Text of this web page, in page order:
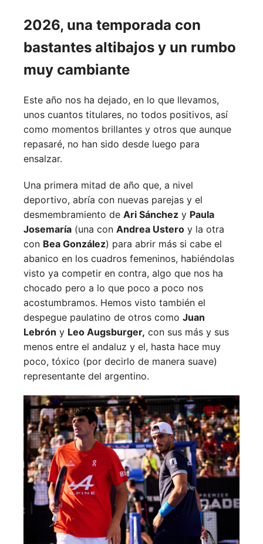
2026, una temporada con
bastantes altibajos y un rumbo
muy cambiante
Este año nos ha dejado, en lo que llevamos,
unos cuantos titulares, no todos positivos, así
como momentos brillantes y otros que aunque
repasaré, no han sido desde luego para
ensalzar.
Una primera mitad de año que, a nivel
deportivo, abría con nuevas parejas y el
desmembramiento de Ari Sánchez y Paula
Josemaría (una con Andrea Ustero y la otra
con Bea González) para abrir más si cabe el
abanico en los cuadros femeninos, habiéndolas
visto ya competir en contra, algo que nos ha
chocado pero a lo que poco a poco nos
acostumbramos. Hemos visto también el
despegue paulatino de otros como Juan
Lebrón y Leo Augsburger, con sus más y sus
menos entre el andaluz y el, hasta hace muy
poco, tóxico (por decirlo de manera suave)
representante del argentino.